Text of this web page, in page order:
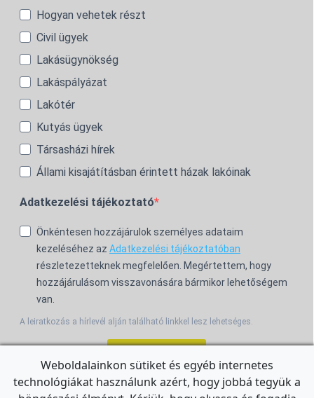
Hogyan vehetek részt
Civil ügyek
Lakásügynökség
Lakáspályázat
Lakótér
Kutyás ügyek
Társasházi hírek
Állami kisajátításban érintett házak lakóinak
Adatkezelési tájékoztató
Önkéntesen hozzájárulok személyes adataim
kezeléséhez az Adatkezelési tájékoztatóban
részletezetteknek megfelelően. Megértettem, hogy
hozzájárulásom visszavonására bármikor lehetőségem
van.
A leiratkozás a hírlevél alján található linkkel lesz lehetséges.
For the English Newsletter, clickHERE.
Weboldalainkon sütiket és egyéb internetes
technológiákat használunk azért, hogy jobbá tegyük a